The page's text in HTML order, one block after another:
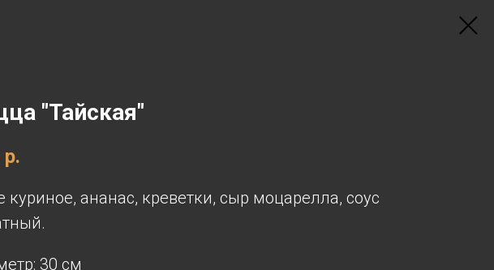
"Тайская"
р.
куриное, ананас, креветки, сыр моцарелла, соус
30 см